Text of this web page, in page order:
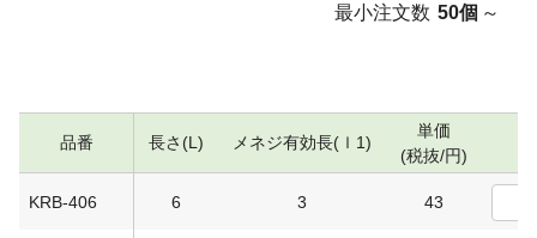
最小注文数 50個 ～
品番 長さ(L) メネジ有効長(ｌ1)
単価
(税抜/円)
KRB-406 6 3 43